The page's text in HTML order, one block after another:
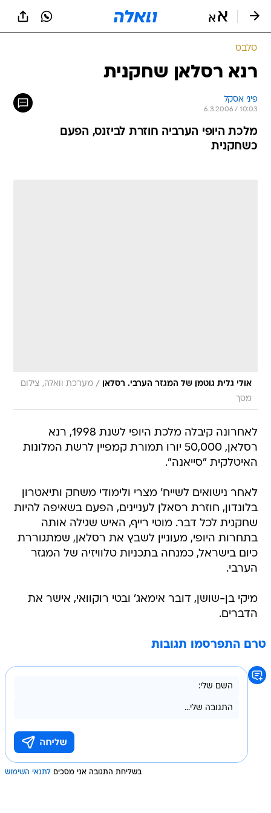
סלבס
רנא רסלאן שחקנית
פיני אסקל
6.3.2006 / 10:03
מלכת היופי הערביה חוזרת לביזנס, הפעם
כשחקנית
אולי גלית גוטמן של המגזר הערבי. רסלאן / מערכת וואלה, צילום
מסך
לאחרונה קיבלה מלכת היופי לשנת 1998, רנא
רסלאן, 50,000 יורו תמורת קמפיין לרשת המלונות
האיטלקית "סייאנה".
לאחר נישואים לשייח' מצרי ולימודי משחק ותיאטרון
בלונדון, חוזרת רסאלן לעניינים, הפעם בשאיפה להיות
שחקנית לכל דבר. מוטי רייף, האיש שגילה אותה
בתחרות היופי, מעוניין לשבץ את רסלאן, שמתגוררת
כיום בישראל, כמנחה בתכניות טלוויזיה של המגזר
הערבי.
מיקי בן-שושן, דובר אימאג' ובטי רוקוואי, אישר את
הדברים.
טרם התפרסמו תגובות
בשליחת התגובה אני מסכים לתנאי השימוש